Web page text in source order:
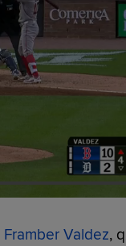
Framber Valdez,